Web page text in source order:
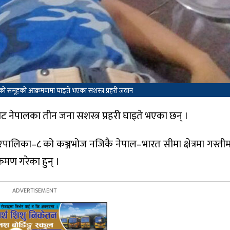
समूहको आक्रमणमा घाइते भएका सशस्त्र प्रहरी जवान
तीन जना सशस्त्र प्रहरी घाइते भएका छन् ।
को कञ्जभोज नजिकै नेपाल–भारत सीमा क्षेत्रमा
गरेका हुन् ।